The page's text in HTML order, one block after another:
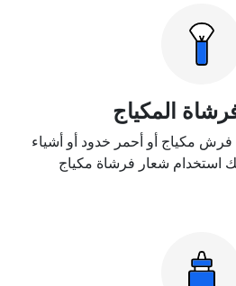
المكياج
مكياج أو أحمر خدود أو أشياء